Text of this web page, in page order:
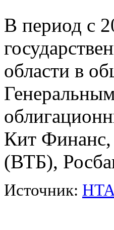
В период с
области в
Кит
(ВТБ),
Источник: